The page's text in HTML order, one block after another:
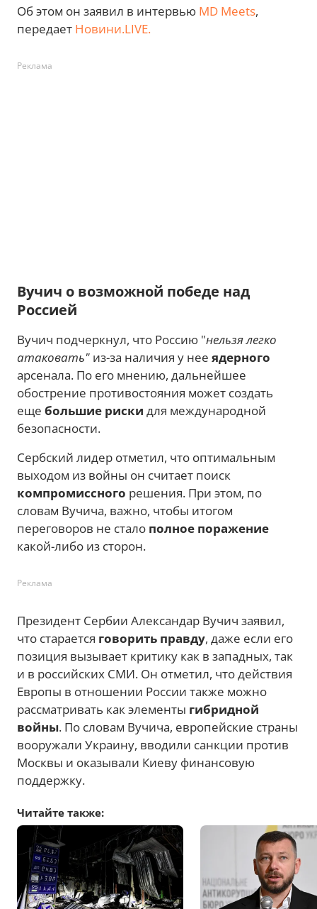
Об этом он заявил в интервью MD Meets,
передает Новини.LIVE.
Реклама
Вучич о возможной победе над
Россией
Вучич подчеркнул, что Россию "нельзя легко
атаковать" из-за наличия у нее ядерного
арсенала. По его мнению, дальнейшее
обострение противостояния может создать
еще большие риски для международной
безопасности.
Сербский лидер отметил, что оптимальным
выходом из войны он считает поиск
компромиссного решения. При этом, по
словам Вучича, важно, чтобы итогом
переговоров не стало полное поражение
какой-либо из сторон.
Реклама
Президент Сербии Александар Вучич заявил,
что старается говорить правду, даже если его
позиция вызывает критику как в западных, так
и в российских СМИ. Он отметил, что действия
Европы в отношении России также можно
рассматривать как элементы гибридной
войны. По словам Вучича, европейские страны
вооружали Украину, вводили санкции против
Москвы и оказывали Киеву финансовую
поддержку.
Читайте также: